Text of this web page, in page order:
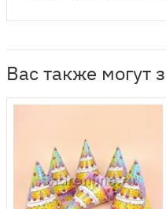
Вас также могут